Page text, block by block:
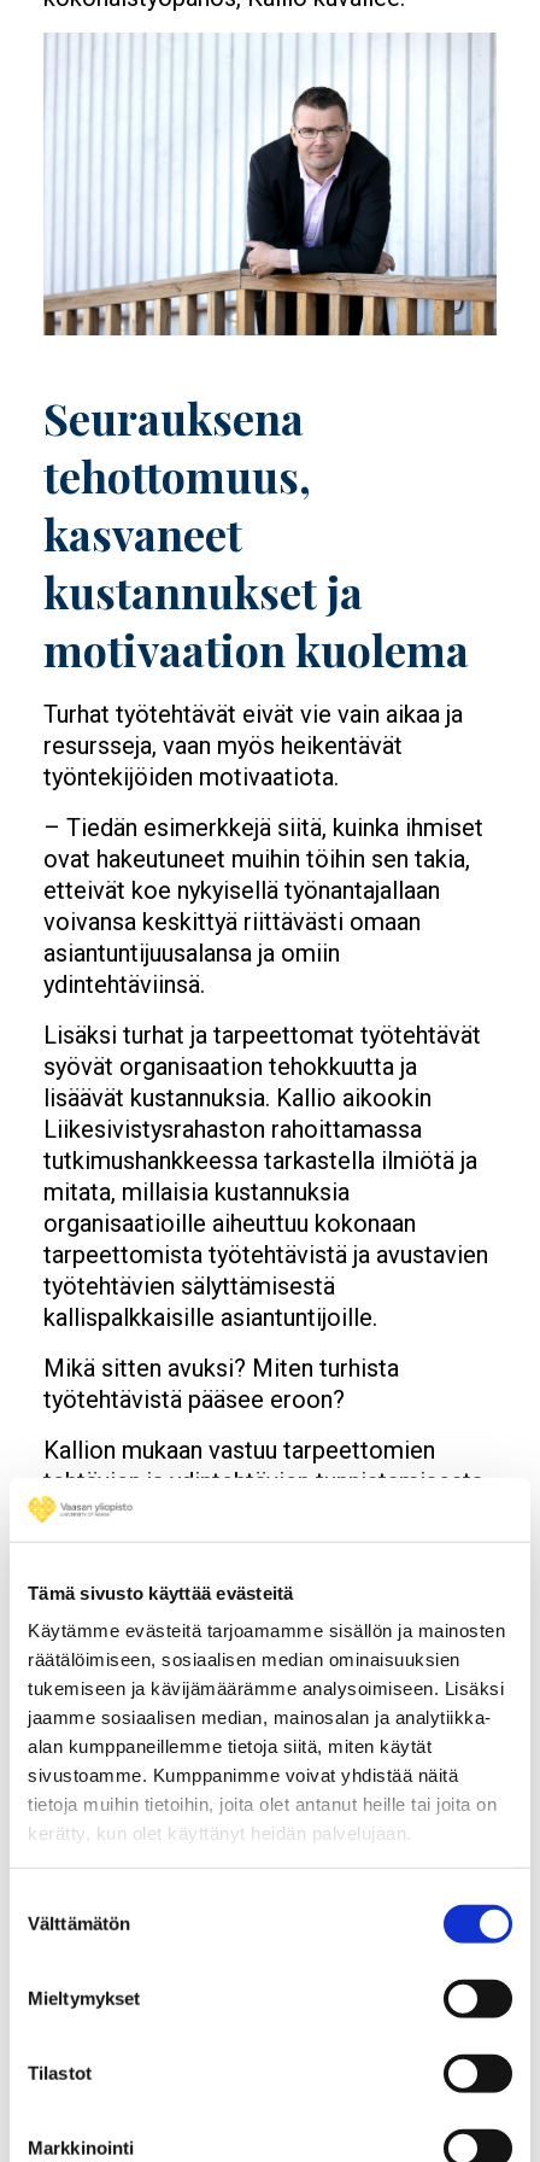
Tämä sivusto käyttää evästeitä
Käytämme evästeitä tarjoamamme sisällön ja mainosten
räätälöimiseen, sosiaalisen median ominaisuuksien
tukemiseen ja kävijämäärämme analysoimiseen. Lisäksi
jaamme sosiaalisen median, mainosalan ja analytiikka-
alan kumppaneillemme tietoja siitä, miten käytät
sivustoamme. Kumppanimme voivat yhdistää näitä
tietoja muihin tietoihin, joita olet antanut heille tai joita on
kerätty, kun olet käyttänyt heidän palvelujaan.
valinta
Välttämätön
Mieltymykset
Tilastot
Markkinointi
Seurauksena
tehottomuus,
kasvaneet
kustannukset ja
motivaation kuolema
Turhat työtehtävät eivät vie vain aikaa ja
resursseja, vaan myös heikentävät
työntekijöiden motivaatiota.
– Tiedän esimerkkejä siitä, kuinka ihmiset
ovat hakeutuneet muihin töihin sen takia,
etteivät koe nykyisellä työnantajallaan
voivansa keskittyä riittävästi omaan
asiantuntijuusalansa ja omiin
ydintehtäviinsä.
Lisäksi turhat ja tarpeettomat työtehtävät
syövät organisaation tehokkuutta ja
lisäävät kustannuksia. Kallio aikookin
Liikesivistysrahaston rahoittamassa
tutkimushankkeessa tarkastella ilmiötä ja
mitata, millaisia kustannuksia
organisaatioille aiheuttuu kokonaan
tarpeettomista työtehtävistä ja avustavien
työtehtävien sälyttämisestä
kallispalkkaisille asiantuntijoille.
Mikä sitten avuksi? Miten turhista
työtehtävistä pääsee eroon?
Kallion mukaan vastuu tarpeettomien
tehtävien ja ydintehtävien tunnistamisesta
kuuluu etenkin organisaation johdolle.
henkilöstövoimavarojen johtamisen avulla
kyetä tunnistamaan tehtävät, jotka
organisaatiossa ovat ydinprosesseja, ja
kenen tulisi tehdä mitäkin tehtävää. Pitäisi
miettiä tarkkaan, mitä kaikkea
organisaatiossa todella kuuluu tehdä ja
pyrkiä karsimaan turhia työtehtäviä pois.
Kuuntele podcastia täältä: Oivalluksia-
podcast: Jakso 29: Turhat työtehtävät
tekstivastine
Lue myös
Työhyvinvoinnin johtamisesta tuli kohtalon kysymys
Oivalluksia-podcast: Rekrytoinnin risukasa